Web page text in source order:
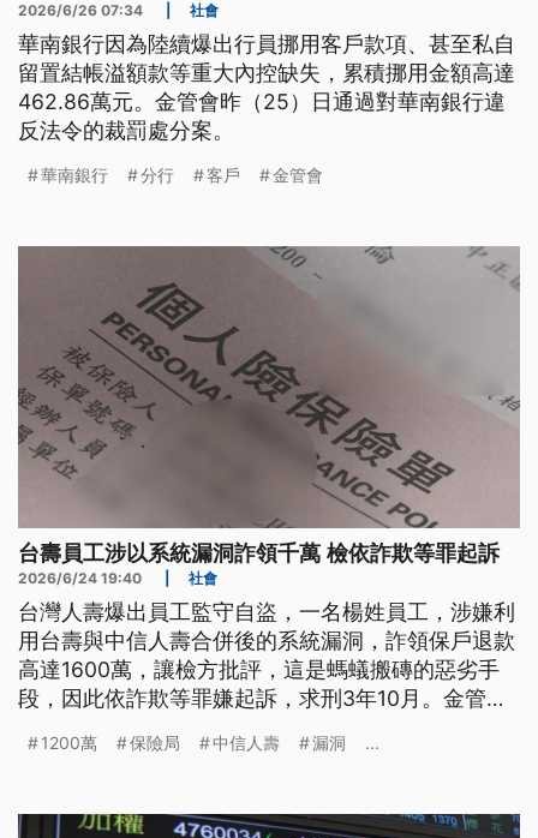
2026/6/26 07:34 社會
華南銀行因為陸續爆出行員挪用客戶款項、甚至私自
留置結帳溢額款等重大內控缺失，累積挪用金額高達
462.86萬元。金管會昨（25）日通過對華南銀行違
反法令的裁罰處分案。
華南銀行 分行 客戶 金管會
台壽員工涉以系統漏洞詐領千萬 檢依詐欺等罪起訴
2026/6/24 19:40 社會
台灣人壽爆出員工監守自盜，一名楊姓員工，涉嫌利
用台壽與中信人壽合併後的系統漏洞，詐領保戶退款
高達1600萬，讓檢方批評，這是螞蟻搬磚的惡劣手
段，因此依詐欺等罪嫌起訴，求刑3年10月。金管會
控是否有落實。
1200萬 保險局 中信人壽 漏洞 ...